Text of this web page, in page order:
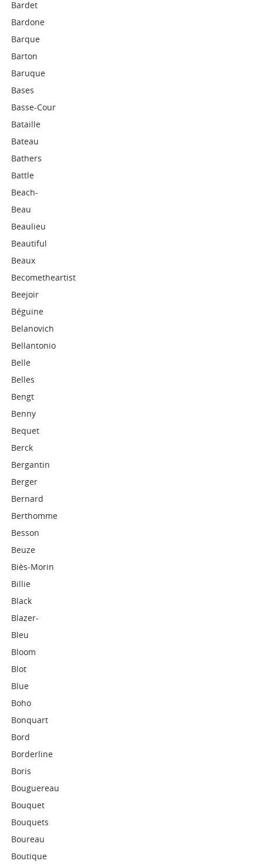
Bardet
Bardone
Barque
Barton
Baruque
Bases
Basse-Cour
Bataille
Bateau
Bathers
Battle
Beach-
Beau
Beaulieu
Beautiful
Beaux
Becometheartist
Beejoir
Béguine
Belanovich
Bellantonio
Belle
Belles
Bengt
Benny
Bequet
Berck
Bergantin
Berger
Bernard
Berthomme
Besson
Beuze
Biès-Morin
Billie
Black
Blazer-
Bleu
Bloom
Blot
Blue
Boho
Bonquart
Bord
Borderline
Boris
Bouguereau
Bouquet
Bouquets
Boureau
Boutique